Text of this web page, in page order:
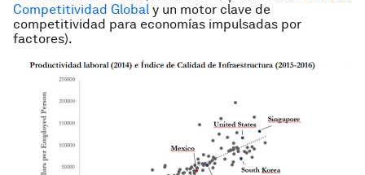
Competitividad Global y un motor clave de
competitividad para economías impulsadas por
factores).